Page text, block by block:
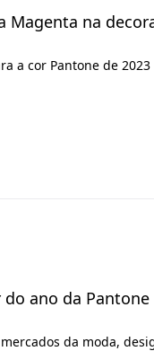
Magenta na
a cor Pantone de 2023
do ano da
da moda,